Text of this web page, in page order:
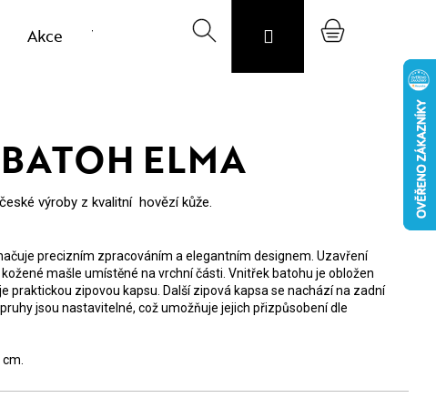
Akce Výprodej vzorků Svojost O nás
HledatPřihlášeníNákupní
ELMA
výroby z kvalitní hovězí kůže.
precizním zpracováním a elegantním designem. Uzavření
mašle umístěné na vrchní části. Vnitřek batohu je obložen
praktickou zipovou kapsu. Další zipová kapsa se nachází na zadní
jsou nastavitelné, což umožňuje jejich přizpůsobení dle